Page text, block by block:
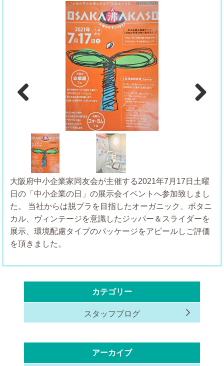
大阪府中小企業家同友会が主催する2021年7月17日土曜
日の「中小企業の日」の展示会イベントへ参加致しまし
た。
当社からは脱プラを目指したオーガニック、ボタニ
カル、ヴィンテージを意識したジッパー＆スライダーを
展示、環境配慮タイプのパッケージをアピールしご評価
を頂きました。
カテゴリー
スタッフブログ
アーカイブ